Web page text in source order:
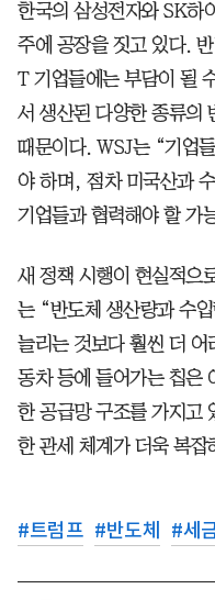
한국의 삼성전자와 SK하
주에 공장을 짓고 있다.
T 기업들에는 부담이 될
서 생산된 다양한 종류의
때문이다. WSJ는 “기업
야 하며, 점차 미국산과
기업들과 협력해야 할 가
새 정책 시행이 현실적으
는 “반도체 생산량과 수
늘리는 것보다 훨씬 더
동차 등에 들어가는 칩은
한 공급망 구조를 가지고
한 관세 체계가 더욱 복
#트럼프 #반도체 #세